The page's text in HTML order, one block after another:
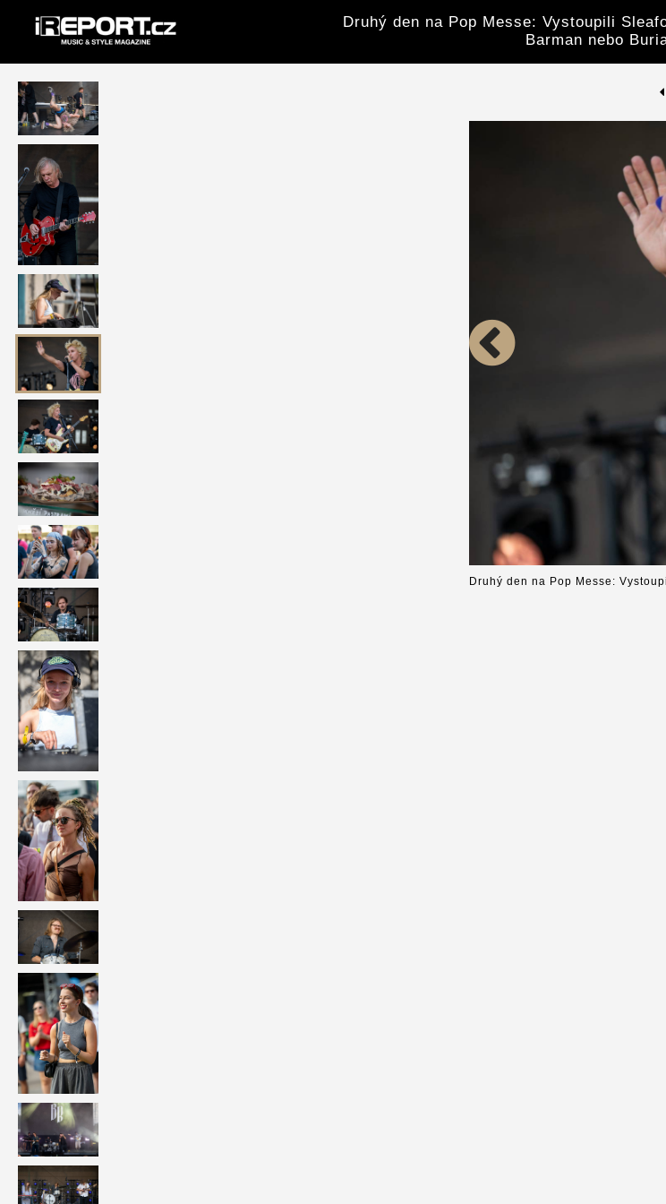
Druhý den na Pop Messe: Vystoupili
Barman nebo
Druhý den na Pop Messe: